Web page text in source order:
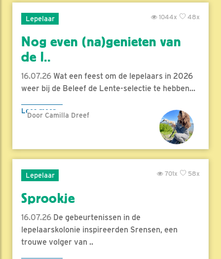
Lepelaar 48x
1044x
Nog even (na)genieten van
de l..
16.07.26 Wat een feest om de lepelaars in 2026
weer bij de Beleef de Lente-selectie te hebben...
Lees meer
Door Camilla Dreef
Lepelaar 58x
701x
Sprookje
16.07.26 De gebeurtenissen in de
lepelaarskolonie inspireerden Srensen, een
trouwe volger van ..